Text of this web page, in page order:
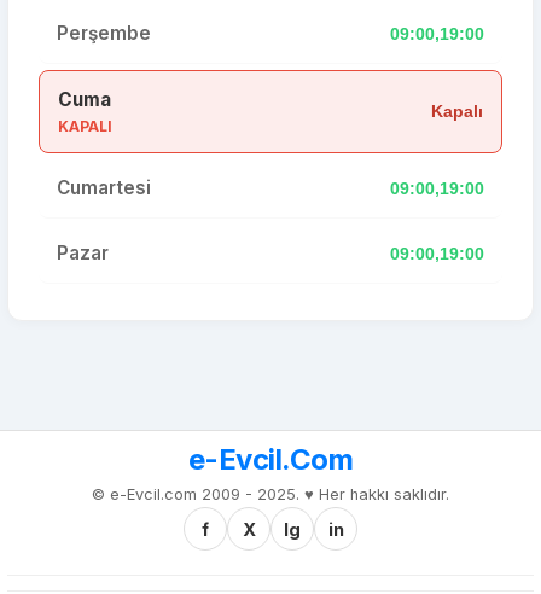
Perşembe 09:00,19:00
Cuma
KAPALI
Kapalı
Cumartesi 09:00,19:00
Pazar 09:00,19:00
e-Evcil.Com
© e-Evcil.com 2009 - 2025. ♥️ Her hakkı saklıdır.
f X Ig in